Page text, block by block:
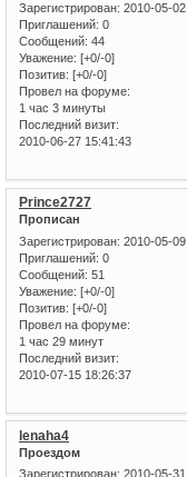
Зарегистрирован: 2010-05-02
Приглашений: 0
Сообщений: 44
Уважение: [+0/-0]
Позитив: [+0/-0]
Провел на форуме:
1 час 3 минуты
Последний визит:
2010-06-27 15:41:43
Prince2727
Прописан
Зарегистрирован: 2010-05-09
Приглашений: 0
Сообщений: 51
Уважение: [+0/-0]
Позитив: [+0/-0]
Провел на форуме:
1 час 29 минут
Последний визит:
2010-07-15 18:26:37
lenaha4
Проездом
Зарегистрирован: 2010-05-31